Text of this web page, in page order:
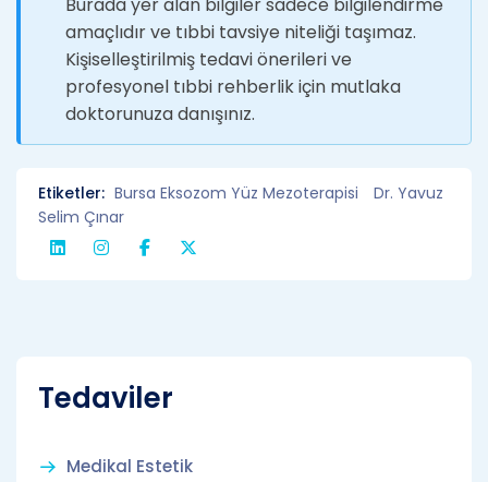
amaçlıdır ve tıbbi tavsiye niteliği taşımaz.
Kişiselleştirilmiş tedavi önerileri ve
profesyonel tıbbi rehberlik için mutlaka
doktorunuza danışınız.
Etiketler: Bursa Eksozom Yüz Mezoterapisi
Dr. Yavuz
Selim Çınar
Tedaviler
Medikal Estetik